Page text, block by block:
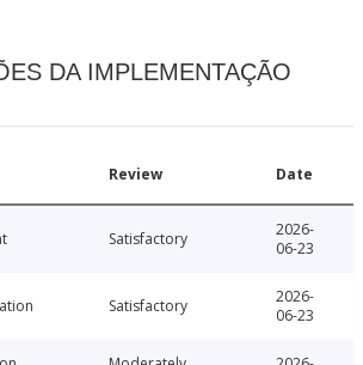
DA IMPLEMENTAÇÃO
Review Date
Satisfactory
2026-
06-23
Satisfactory
2026-
06-23